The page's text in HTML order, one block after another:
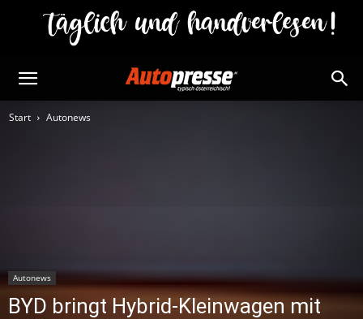
Start Autonews
Autonews
BYD bringt Hybrid-Kleinwagen mit